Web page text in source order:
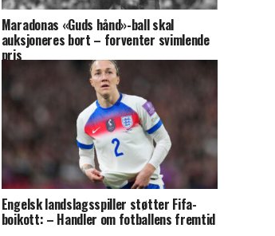
Maradonas «Guds hånd»-ball skal
auksjoneres bort – forventer svimlende
pris
Engelsk landslagsspiller støtter Fifa-
boikott: – Handler om fotballens fremtid